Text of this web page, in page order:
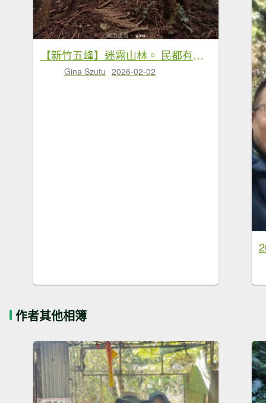
【新竹五峰】迷霧山林。 民都有山登山步道(面托油山)x民都有山北峰
Gina Szutu 2026-02-02
作者其他相簿